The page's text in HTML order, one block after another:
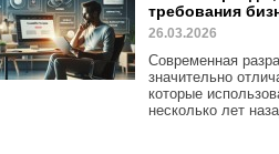
требования
26.03.2026
Современная
значительно
которые
несколько лет